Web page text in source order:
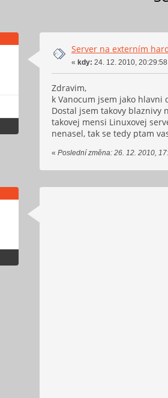
Server na externím
« kdy: 24. 12. 2010, 20:29:58
Zdravim,
k Vanocum jsem jako
Dostal jsem takovy
takovej mensi Linuxovej
nenasel, tak se tedy ptam
« Poslední změna: 26. 12. 2010,